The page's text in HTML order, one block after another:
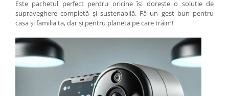
Este pachetul perfect pentru oricine își dorește o soluție de
supraveghere completă și sustenabilă. Fă un gest bun pentru
casa și familia ta, dar și pentru planeta pe care trăim!